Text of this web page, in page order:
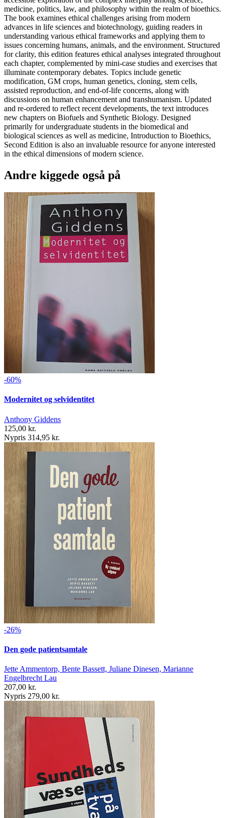
medicine, politics, law, and philosophy within the realm of bioethics.
The book examines ethical challenges arising from modern
advances in life sciences and biotechnology, guiding readers in
understanding various ethical frameworks and applying them to
issues concerning humans, animals, and the environment. Structured
for clarity, this edition features ethical analyses integrated throughout
each chapter, complemented by mini-case studies and exercises that
illuminate contemporary debates. Topics include genetic
modification, GM crops, human genetics, cloning, stem cells,
assisted reproduction, and end-of-life concerns, along with
discussions on human enhancement and transhumanism. Updated
and re-ordered to reflect recent developments, the text introduces
new chapters on Biofuels and Synthetic Biology. Designed
primarily for undergraduate students in the biomedical and
biological sciences as well as medicine, Introduction to Bioethics,
Second Edition is also an invaluable resource for anyone interested
in the ethical dimensions of modern science.
Andre kiggede også på
-60%
Modernitet og selvidentitet
Anthony Giddens
125,00 kr.
Nypris 314,95 kr.
-26%
Den gode patientsamtale
Jette Ammentorp, Bente Bassett, Juliane Dinesen, Marianne
Engelbrecht Lau
207,00 kr.
Nypris 279,00 kr.